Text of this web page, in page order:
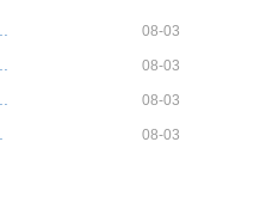
08-03
08-03
08-03
08-03